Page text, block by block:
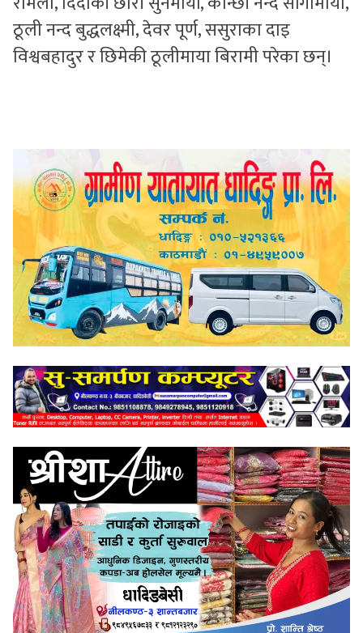
ठूली नन्द बुद्धलक्ष्मी, देवर पूर्ण, ससुराका दाइ
विश्वबहादुर र छिमेकी ठूलीमाया बिरामी परेका छन्।